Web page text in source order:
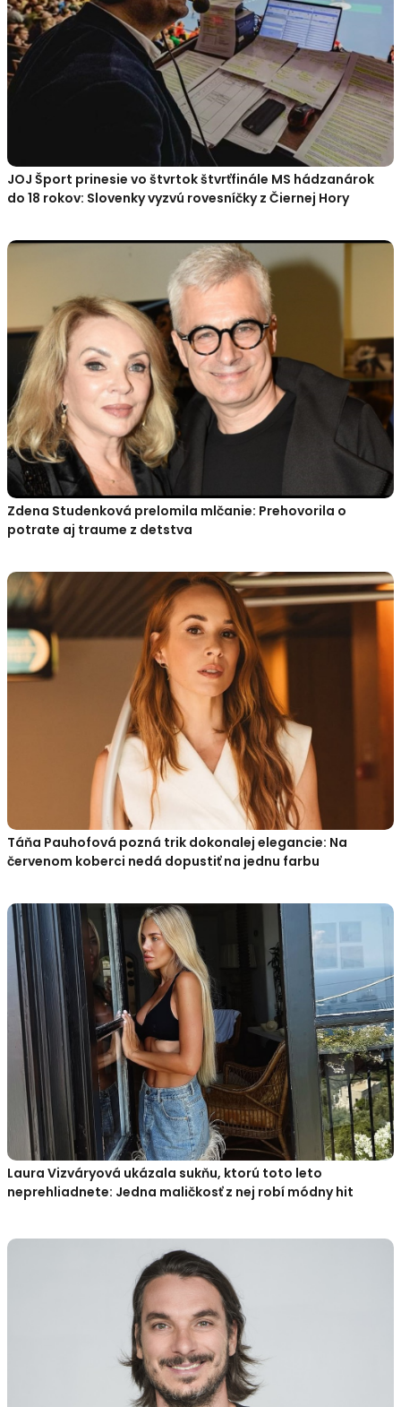
JOJ Šport prinesie vo štvrtok štvrťfinále MS hádzanárok
do 18 rokov: Slovenky vyzvú rovesníčky z Čiernej Hory
Zdena Studenková prelomila mlčanie: Prehovorila o
potrate aj traume z detstva
Táňa Pauhofová pozná trik dokonalej elegancie: Na
červenom koberci nedá dopustiť na jednu farbu
Laura Vizváryová ukázala sukňu, ktorú toto leto
neprehliadnete: Jedna maličkosť z nej robí módny hit